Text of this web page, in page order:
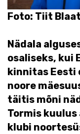
Foto: Tiit
Nädala
osaliseks, kui
kinnitas Eesti
noore
täitis mõni
Tormis
klubi